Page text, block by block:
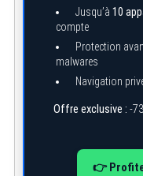
Jusqu’à 10
compte
Protection
malwares
Navigation
Offre exclusive : -
👉